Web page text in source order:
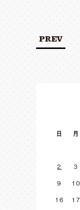
PREV
日
月
2
3
9
10
16
17